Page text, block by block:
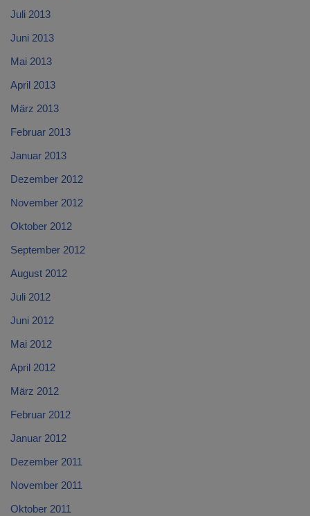
Juli 2013
Juni 2013
Mai 2013
April 2013
März 2013
Februar 2013
Januar 2013
Dezember 2012
November 2012
Oktober 2012
September 2012
August 2012
Juli 2012
Juni 2012
Mai 2012
April 2012
März 2012
Februar 2012
Januar 2012
Dezember 2011
November 2011
Oktober 2011